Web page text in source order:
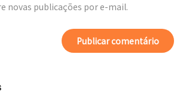
novas publicações por e-mail.